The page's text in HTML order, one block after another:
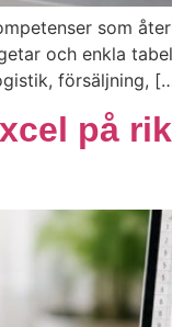
som
och enkla
försäljning,
på